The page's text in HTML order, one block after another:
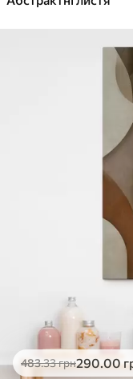
483.33грн290.00